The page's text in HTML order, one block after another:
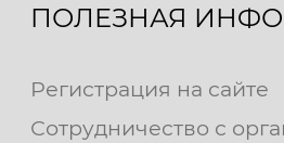
ПОЛЕЗНАЯ
Регистрация на сайте
Сотрудничество с